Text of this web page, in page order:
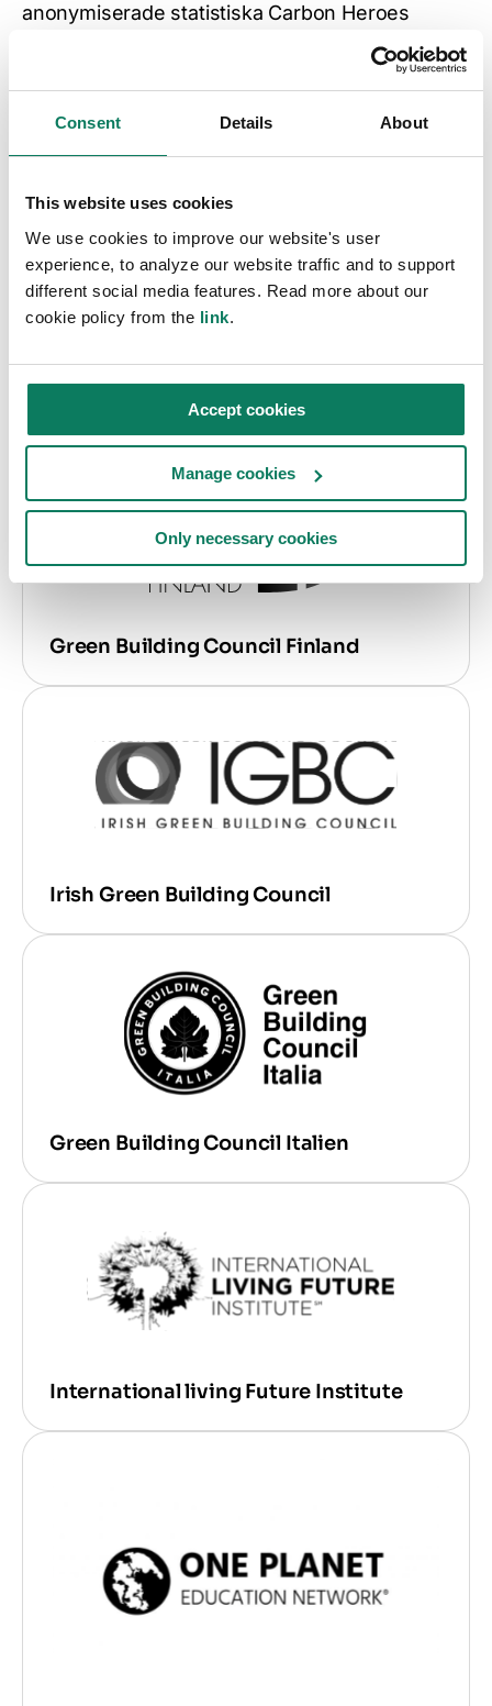
Consent Details About
This website uses cookies
We use cookies to improve our website's user
experience, to analyze our website traffic and to support
different social media features. Read more about our
cookie policy from the link.
Accept cookies
Manage cookies
Only necessary cookies
anonymiserade statistiska Carbon Heroes
Benchmark-profiler och våra policymallar,
UK Green Building Council
Green Building Council Finland
Irish Green Building Council
Green Building Council Italien
International living Future Institute